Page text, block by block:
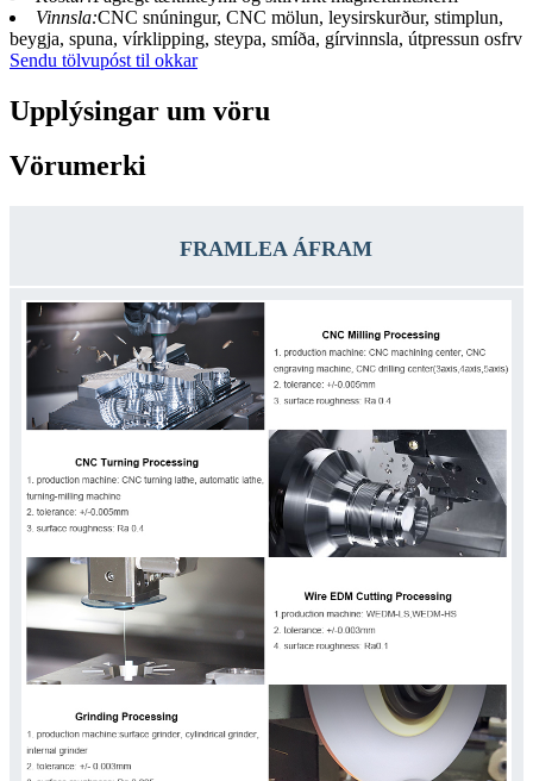
Vinnsla:CNC snúningur, CNC mölun, leysirskurður, stimplun,
beygja, spuna, vírklipping, steypa, smíða, gírvinnsla, útpressun osfrv
Sendu tölvupóst til okkar
Upplýsingar um vöru
Vörumerki
FRAMLEA ÁFRAM